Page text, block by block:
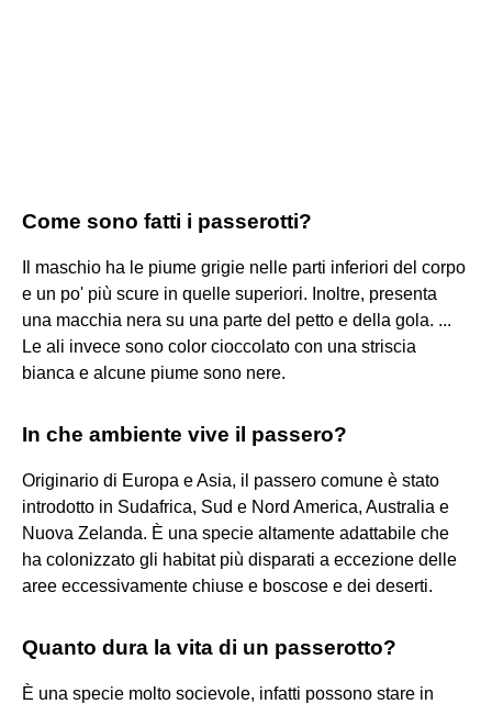
Come sono fatti i passerotti?
Il maschio ha le piume grigie nelle parti inferiori del corpo
e un po' più scure in quelle superiori. Inoltre, presenta
una macchia nera su una parte del petto e della gola. ...
Le ali invece sono color cioccolato con una striscia
bianca e alcune piume sono nere.
In che ambiente vive il passero?
Originario di Europa e Asia, il passero comune è stato
introdotto in Sudafrica, Sud e Nord America, Australia e
Nuova Zelanda. È una specie altamente adattabile che
ha colonizzato gli habitat più disparati a eccezione delle
aree eccessivamente chiuse e boscose e dei deserti.
Quanto dura la vita di un passerotto?
È una specie molto socievole, infatti possono stare in